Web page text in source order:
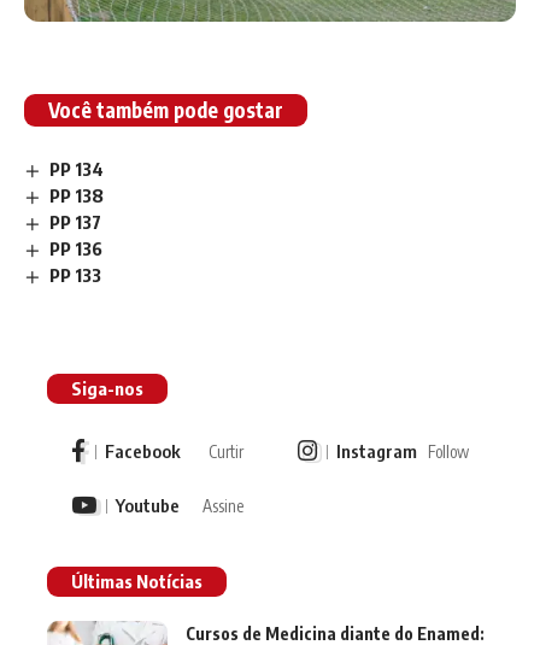
Você também pode gostar
PP 134
PP 138
PP 137
PP 136
PP 133
Siga-nos
Facebook Curtir Instagram Follow
Youtube Assine
Últimas Notícias
Cursos de Medicina diante do Enamed: